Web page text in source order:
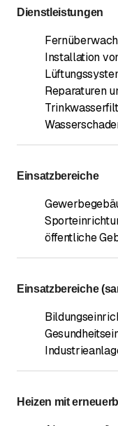
Dienstleistungen
Installation
Reparaturen
Einsatzbereiche
öffentliche
Einsatzbereiche
Heizen mit